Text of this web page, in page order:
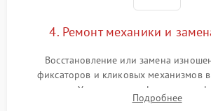
4. Ремонт механики и
Восстановление или замена
фиксаторов и кликовых механизмов
поправок. Устранение люфтов в
поврежденных линз, разбитой сетки или
Подробнее